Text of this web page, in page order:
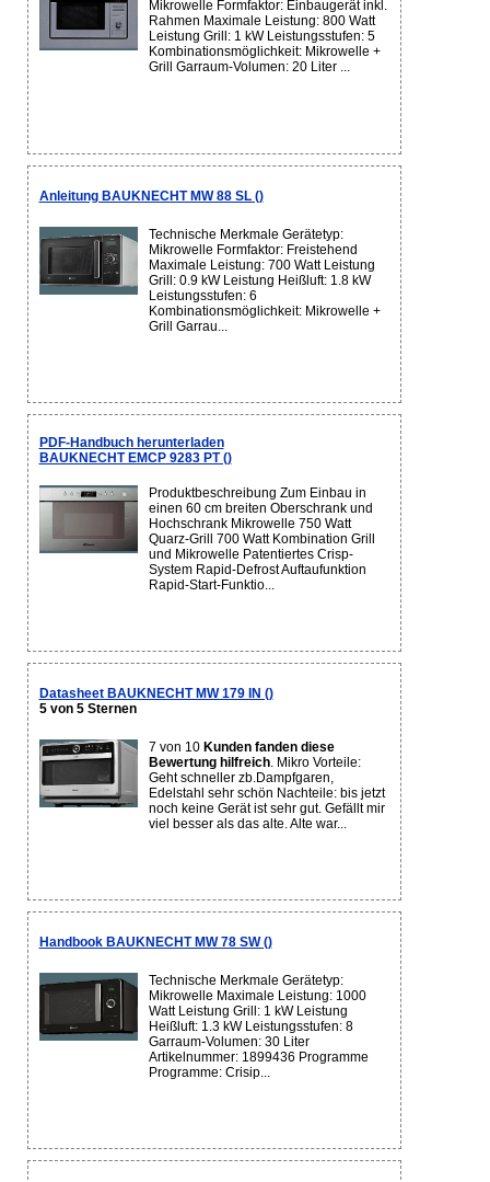
Mikrowelle Formfaktor: Einbaugerät inkl.
Rahmen Maximale Leistung: 800 Watt
Leistung Grill: 1 kW Leistungsstufen: 5
Kombinationsmöglichkeit: Mikrowelle +
Grill Garraum-Volumen: 20 Liter ...
Anleitung BAUKNECHT MW 88 SL ()
Technische Merkmale Gerätetyp:
Mikrowelle Formfaktor: Freistehend
Maximale Leistung: 700 Watt Leistung
Grill: 0.9 kW Leistung Heißluft: 1.8 kW
Leistungsstufen: 6
Kombinationsmöglichkeit: Mikrowelle +
Grill Garrau...
PDF-Handbuch herunterladen
BAUKNECHT EMCP 9283 PT ()
Produktbeschreibung Zum Einbau in
einen 60 cm breiten Oberschrank und
Hochschrank Mikrowelle 750 Watt
Quarz-Grill 700 Watt Kombination Grill
und Mikrowelle Patentiertes Crisp-
System Rapid-Defrost Auftaufunktion
Rapid-Start-Funktio...
Datasheet BAUKNECHT MW 179 IN ()
5 von 5 Sternen
7 von 10 Kunden fanden diese
Bewertung hilfreich. Mikro Vorteile:
Geht schneller zb.Dampfgaren,
Edelstahl sehr schön Nachteile: bis jetzt
noch keine Gerät ist sehr gut. Gefällt mir
viel besser als das alte. Alte war...
Handbook BAUKNECHT MW 78 SW ()
Technische Merkmale Gerätetyp:
Mikrowelle Maximale Leistung: 1000
Watt Leistung Grill: 1 kW Leistung
Heißluft: 1.3 kW Leistungsstufen: 8
Garraum-Volumen: 30 Liter
Artikelnummer: 1899436 Programme
Programme: Crisip...